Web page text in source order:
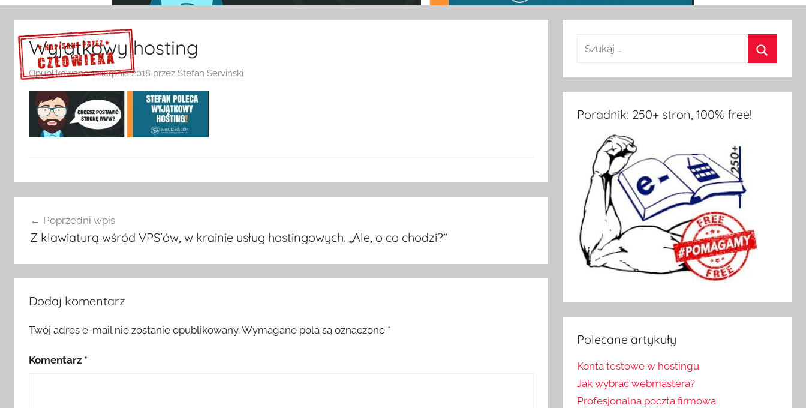
Sprawdź szczegóły >>>
Wyjątkowy hosting
Opublikowano1 sierpnia 2018 przez Stefan Serviński
wpisuPoprzedni wpis
Z klawiaturą wśród VPS’ów, w krainie usług hostingowych. „Ale, o co chodzi?”
Dodaj komentarz
Twój adres e-mail nie zostanie opublikowany. Wymagane pola są oznaczone *
Komentarz *
Poradnik: 250+ stron, 100% free!
Polecane artykuły
Konta testowe w hostingu
Jak wybrać webmastera?
Profesjonalna poczta firmowa